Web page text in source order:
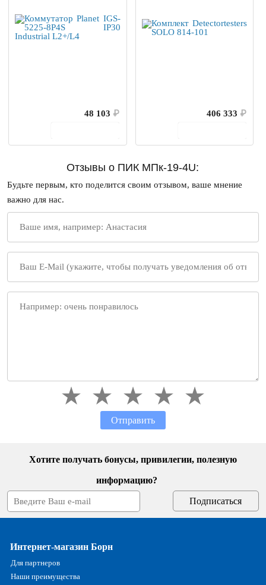
48 103 ₽
406 333 ₽
Отзывы о ПИК МПк-19-4U:
Будьте первым, кто поделится своим отзывом, ваше мнение
важно для нас.
Отправить
Хотите получать бонусы, привилегии, полезную
информацию?
Интернет-магазин Борн
Для партнеров
Наши преимущества